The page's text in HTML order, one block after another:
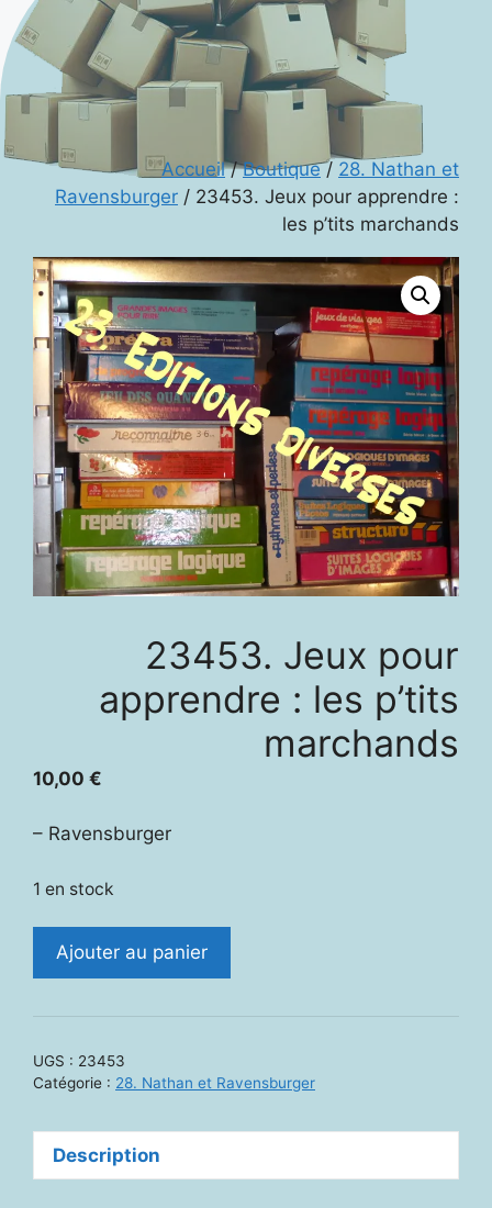
Accueil/Boutique/ 28. Nathan et
Ravensburger / 23453. Jeux pour apprendre :
les p’tits marchands
23453. Jeux pour
apprendre : les p’tits
marchands
10,00 €
– Ravensburger
1 en stock
quantité
apprendre
les
p'tits
marchands
Ajouter au panier
UGS : 23453
Catégorie : 28. Nathan et Ravensburger
Description